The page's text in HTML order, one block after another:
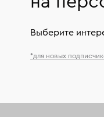
Выберите
*для новых